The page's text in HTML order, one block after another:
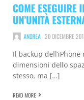
COME ESEGUIRE
UN’UNITÀ
ANDREA 20 DICEMBRE
Il backup
dimensioni dello
stesso, ma […]
READ MORE